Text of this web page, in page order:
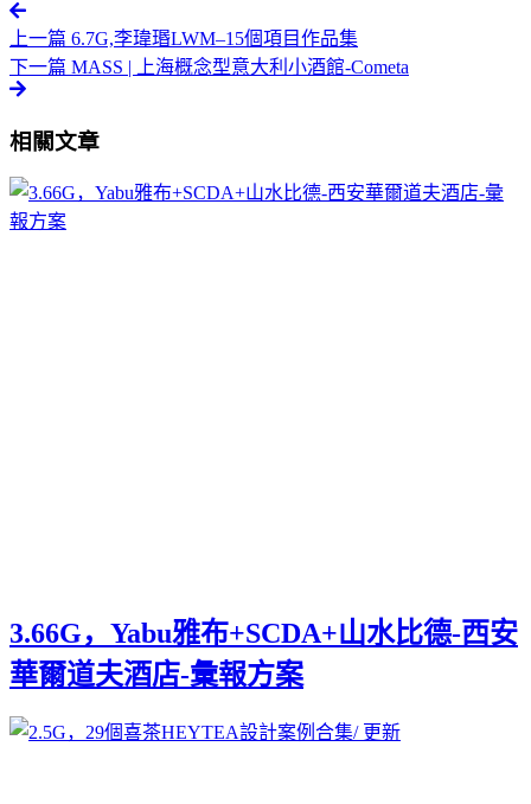
上一篇 6.7G,李瑋瑉LWM–15個項目作品集
下一篇 MASS | 上海概念型意大利小酒館-Cometa
相關文章
3.66G，Yabu雅布+SCDA+山水比德-西安
華爾道夫酒店-彙報方案